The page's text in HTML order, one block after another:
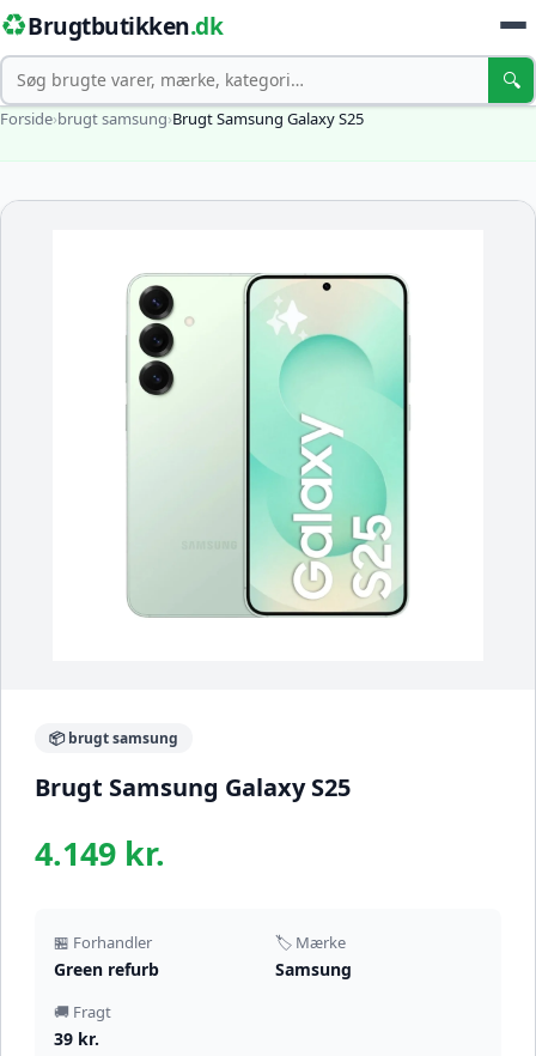
♻️Brugtbutikken.dk
Søg 🔍
Forside›brugt samsung›Brugt Samsung Galaxy S25
📦 brugt samsung
Brugt Samsung Galaxy S25
4.149 kr.
🏪 Forhandler
Green refurb
🏷️ Mærke
Samsung
🚚 Fragt
39 kr.